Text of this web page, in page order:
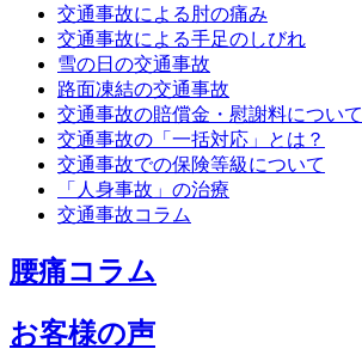
交通事故による肘の痛み
交通事故による手足のしびれ
雪の日の交通事故
路面凍結の交通事故
交通事故の賠償金・慰謝料について
交通事故の「一括対応」とは？
交通事故での保険等級について
「人身事故」の治療
交通事故コラム
腰痛コラム
お客様の声